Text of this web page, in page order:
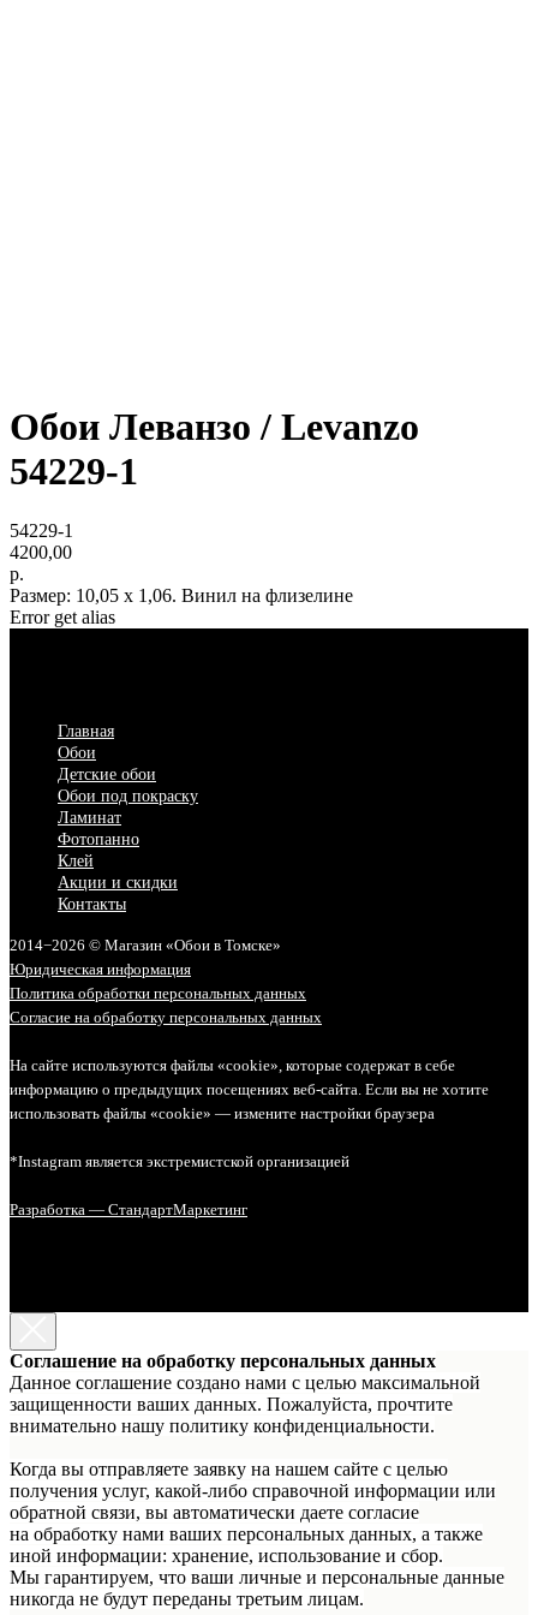
Обои Леванзо / Levanzo
54229-1
54229-1
4200,00
р.
Размер: 10,05 х 1,06. Винил на флизелине
Error get alias
Главная
Обои
Детские обои
Обои под покраску
Ламинат
Фотопанно
Клей
Акции и скидки
Контакты
2014−2026 © Магазин «Обои в Томске»
Юридическая информация
Политика обработки персональных данных
Согласие на обработку персональных данных
На сайте используются файлы «cookie», которые содержат в себе
информацию о предыдущих посещениях веб-сайта. Если вы не хотите
использовать файлы «cookie» — измените настройки браузера
*Instagram является экстремистской организацией
Разработка — СтандартМаркетинг
Соглашение на обработку персональных данных
Данное соглашение создано нами с целью максимальной
защищенности ваших данных. Пожалуйста, прочтите
внимательно нашу политику конфиденциальности.
Когда вы отправляете заявку на нашем сайте с целью
получения услуг, какой-либо справочной информации или
обратной связи, вы автоматически даете согласие
на обработку нами ваших персональных данных, а также
иной информации: хранение, использование и сбор.
Мы гарантируем, что ваши личные и персональные данные
никогда не будут переданы третьим лицам.